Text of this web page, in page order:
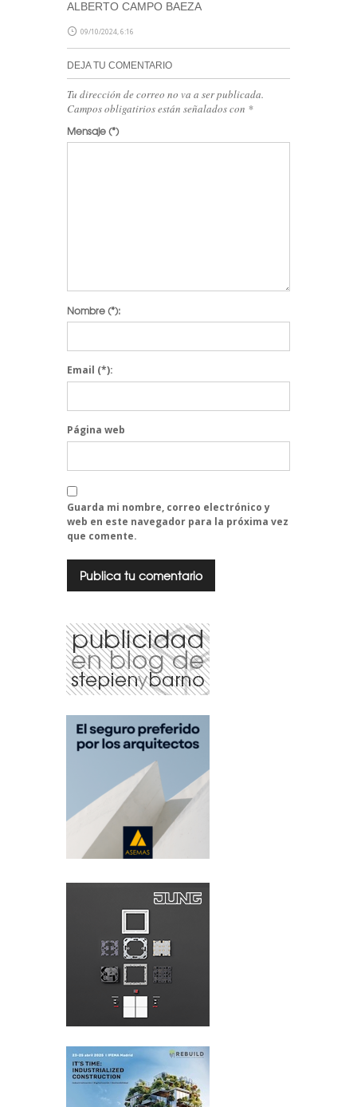
ALBERTO CAMPO BAEZA
09/10/2024, 6:16
DEJA TU COMENTARIO
Tu dirección de correo no va a ser publicada.
Campos obligatirios están señalados con *
Mensaje(*)
Nombre(*):
Email (*):
Página web
Guarda mi nombre, correo electrónico y
web en este navegador para la próxima vez
que comente.